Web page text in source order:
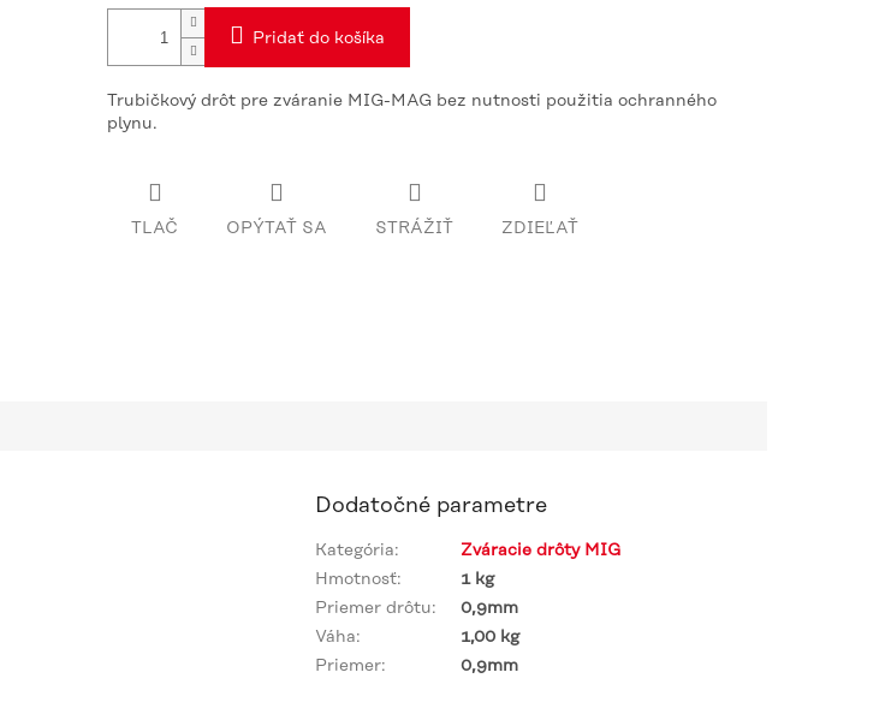
Pridať do košíka
Trubičkový drôt pre zváranie MIG-MAG bez nutnosti použitia ochranného
plynu.
TLAČ OPÝTAŤ SA STRÁŽIŤ ZDIEĽAŤ
Dodatočné parametre
Kategória:
Zváracie drôty MIG
Hmotnosť:
1 kg
Priemer drôtu:
0,9mm
Váha:
1,00 kg
Priemer: 0,9mm